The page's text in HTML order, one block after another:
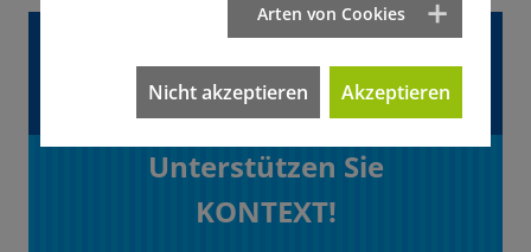
Gefällt Ihnen dieser
Artikel?
Unterstützen Sie
KONTEXT!
Arten von Cookies
Nicht akzeptieren Akzeptieren